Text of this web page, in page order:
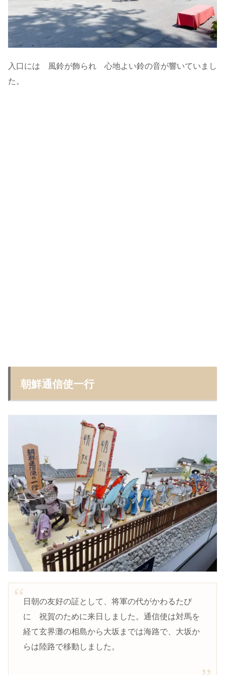
入口には 風鈴が飾られ 心地よい鈴の音が響いていまし
た。
朝鮮通信使一行
日朝の友好の証として、将軍の代がかわるたび
に 祝賀のために来日しました。通信使は対馬を
経て玄界灘の相島から大坂までは海路で、大坂か
らは陸路で移動しました。